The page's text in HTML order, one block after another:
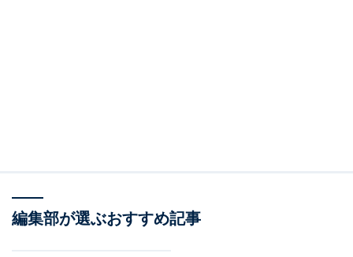
編集部が選ぶおすすめ記事